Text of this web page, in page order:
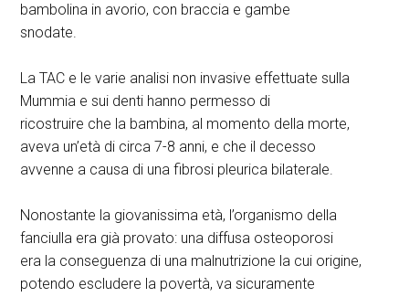
bambolina in avorio, con braccia e gambe
snodate.
La TAC e le varie analisi non invasive effettuate sulla
Mummia e sui denti hanno permesso di
ricostruire che la bambina, al momento della morte,
aveva un’età di circa 7-8 anni, e che il decesso
avvenne a causa di una fibrosi pleurica bilaterale.
Nonostante la giovanissima età, l’organismo della
fanciulla era già provato: una diffusa osteoporosi
era la conseguenza di una malnutrizione la cui origine,
potendo escludere la povertà, va sicuramente